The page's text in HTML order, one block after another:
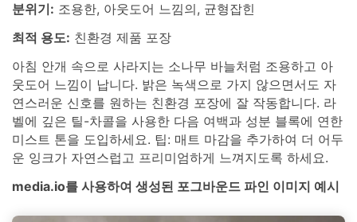
분위기: 조용한, 아웃도어 느낌의, 균형잡힌
최적 용도: 친환경 제품 포장
아침 안개 속으로 사라지는 소나무 바늘처럼 조용하고 아
웃도어 느낌이 납니다. 밝은 녹색으로 가지 않으면서도 자
연스러운 신호를 원하는 친환경 포장에 잘 작동합니다. 라
벨에 깊은 틸-차콜을 사용한 다음 여백과 성분 블록에 연한
미스트 톤을 도입하세요. 팁: 매트 마감을 추가하여 더 어두
운 잉크가 자연스럽고 프리미엄하게 느껴지도록 하세요.
media.io를 사용하여 생성된 포그바운드 파인 이미지 예시